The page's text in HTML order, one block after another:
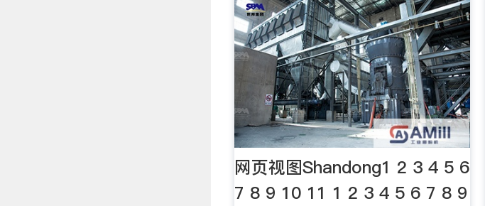
网页视图Shandong1 2 3 4 5 6
7 8 9 10 11 1 2 3 4 5 6 7 8 9